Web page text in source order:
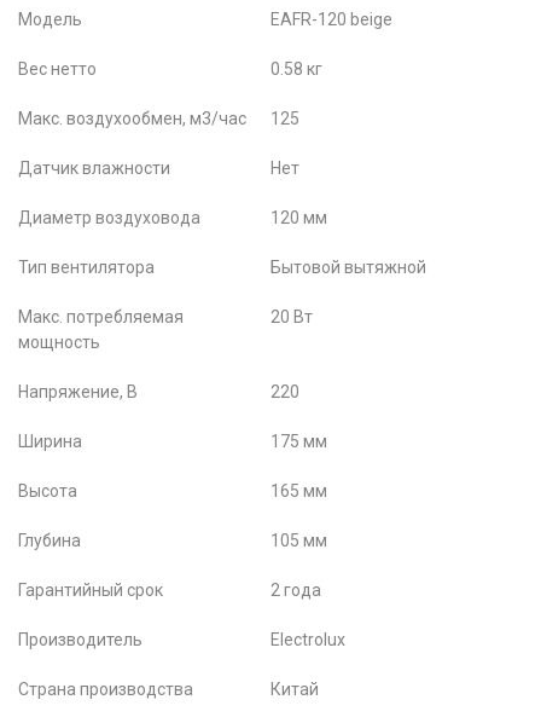
Модель EAFR-120 beige
Вес нетто 0.58 кг
Макс. воздухообмен, м3/час 125
Датчик влажности Нет
Диаметр воздуховода 120 мм
Тип вентилятора Бытовой вытяжной
Макс. потребляемая
мощность
20 Вт
Напряжение, В 220
Ширина 175 мм
Высота 165 мм
Глубина 105 мм
Гарантийный срок 2 года
Производитель Electrolux
Страна производства Китай